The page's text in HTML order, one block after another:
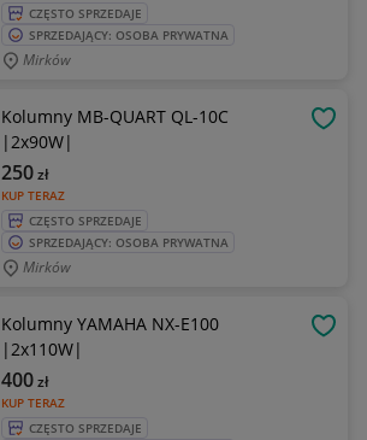
CZĘSTO SPRZEDAJE
SPRZEDAJĄCY: OSOBA PRYWATNA
Mirków
Kolumny MB-QUART QL-10C
|2x90W|
KUP TERAZ
250zł
CZĘSTO SPRZEDAJE
SPRZEDAJĄCY: OSOBA PRYWATNA
Mirków
Kolumny YAMAHA NX-E100
|2x110W|
KUP TERAZ
400zł
CZĘSTO SPRZEDAJE